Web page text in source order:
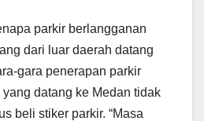
parkir berlangganan
dari luar daerah datang
gara penerapan parkir
datang ke Medan tidak
beli stiker parkir. “Masa